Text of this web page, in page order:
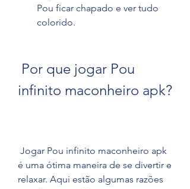
Pou ficar chapado e ver tudo
colorido.
infinito maconheiro apk?
é uma ótima maneira de se divertir e
relaxar. Aqui estão algumas razões